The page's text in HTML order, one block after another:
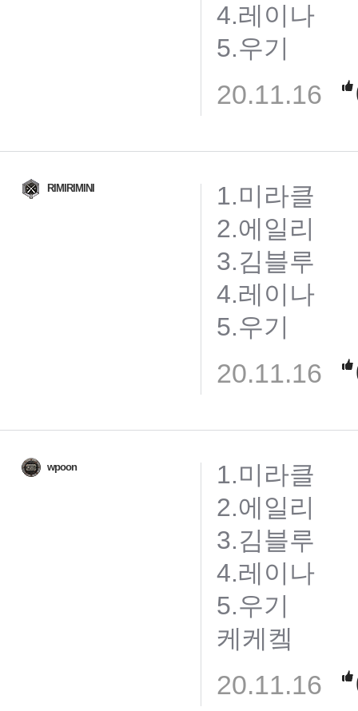
4.레이나
5.우기
20.11.16
RIMIRIMINI
1.미라클
2.에일리
3.김블루
4.레이나
5.우기
20.11.16
wpoon
1.미라클
2.에일리
3.김블루
4.레이나
5.우기
케케켘
20.11.16